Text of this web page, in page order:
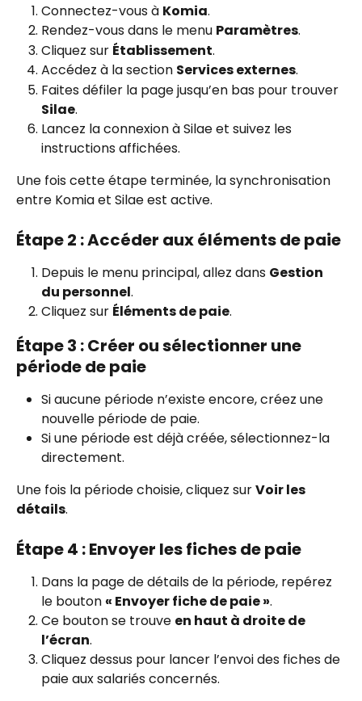
Connectez-vous à Komia.
Rendez-vous dans le menu Paramètres.
Cliquez sur Établissement.
Accédez à la section Services externes.
Faites défiler la page jusqu’en bas pour trouver
Silae.
Lancez la connexion à Silae et suivez les
instructions affichées.
Une fois cette étape terminée, la synchronisation
entre Komia et Silae est active.
Étape 2 : Accéder aux éléments de paie
Depuis le menu principal, allez dans Gestion
du personnel.
Cliquez sur Éléments de paie.
Étape 3 : Créer ou sélectionner une
période de paie
Si aucune période n’existe encore, créez une
nouvelle période de paie.
Si une période est déjà créée, sélectionnez-la
directement.
Une fois la période choisie, cliquez sur Voir les
détails.
Étape 4 : Envoyer les fiches de paie
Dans la page de détails de la période, repérez
le bouton « Envoyer fiche de paie ».
Ce bouton se trouve en haut à droite de
l’écran.
Cliquez dessus pour lancer l’envoi des fiches de
paie aux salariés concernés.